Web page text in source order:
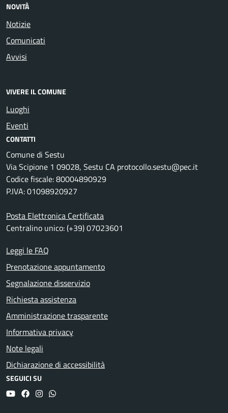
NOVITÀ
Notizie
Comunicati
Avvisi
VIVERE IL COMUNE
Luoghi
Eventi
CONTATTI
Comune di Sestu
Via Scipione 1 09028, Sestu CA protocollo.sestu@pec.it
Codice fiscale: 80004890929
P.IVA: 01098920927
Posta Elettronica Certificata
Centralino unico: (+39) 07023601
Leggi le FAQ
Prenotazione appuntamento
Segnalazione disservizio
Richiesta assistenza
Amministrazione trasparente
Informativa privacy
Note legali
Dichiarazione di accessibilità
SEGUICI SU
YouTubeFacebookInstagram
Whatsapp